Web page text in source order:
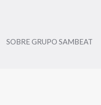
SOBRE GRUPO SAMBEAT